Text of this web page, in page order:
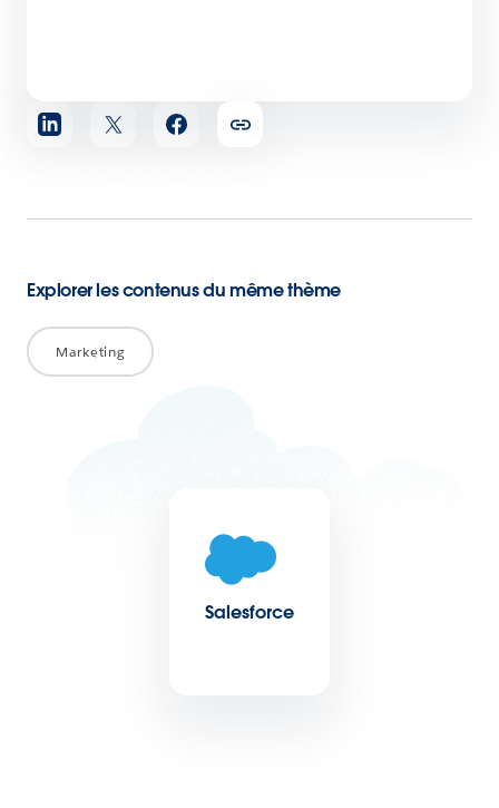
Partager
l'article
Explorer les contenus du même thème
Marketing
Salesforce